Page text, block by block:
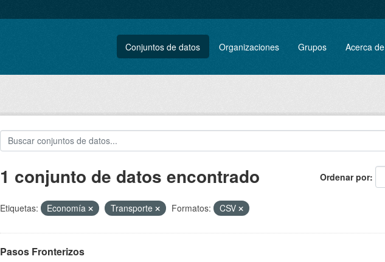
Conjuntos de datos Organizaciones Grupos Acerca de
Ordenar por
1 conjunto de datos encontrado
Etiquetas: Economía Transporte Formatos: CSV
Pasos Fronterizos